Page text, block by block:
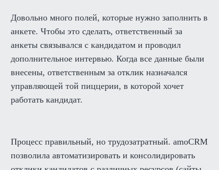
Довольно много полей, которые нужно заполнить в
анкете. Чтобы это сделать, ответственный за
анкеты связывался с кандидатом и проводил
дополнительное интервью. Когда все данные были
внесены, ответственным за отклик назначался
управляющей той пиццерии, в которой хочет
работать кандидат.
Процесс правильный, но трудозатратный. amoCRM
позволила автоматизировать и консолидировать